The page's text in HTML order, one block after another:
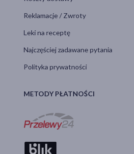
Reklamacje / Zwroty
Leki na receptę
Najczęściej zadawane pytania
Polityka prywatności
METODY PŁATNOŚCI